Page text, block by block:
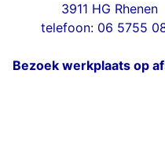
3911 HG Rhenen
telefoon: 06 5755
Bezoek werkplaats op